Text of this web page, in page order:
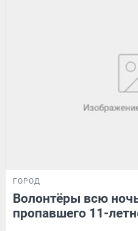
ГОРОД
Волонтёры всю
пропавшего 11-